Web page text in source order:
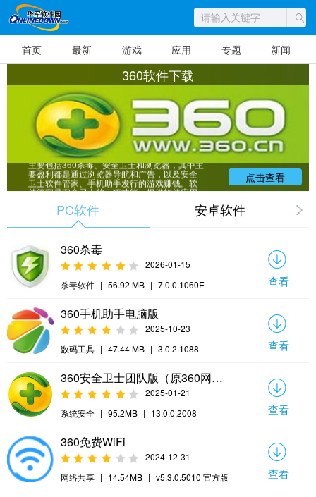
首页 最新 游戏 应用 专题 新闻
360软件下载
360是中国最大的安全软件公司，360软件
主要包括360杀毒、安全卫士和浏览器，其中主
要盈利都是通过浏览器导航和广告，以及安全
卫士软件管家、手机助手发行的游戏赚钱。软
件管家是安全卫士的一项功能，提供软件应用
提供360软件管家2017版官方下载。360安全卫
士分为电脑版和手机版，为电脑和手机提供安
全防护和电话骚扰等功能。
点击查看
PC软件 安卓软件
360杀毒
2026-01-15
杀毒软件 | 56.92 MB | 7.0.0.1060E 查看
360手机助手电脑版
2025-10-23
数码工具 | 47.44 MB | 3.0.2.1088 查看
360安全卫士团队版（原360网管版）
2025-01-21
系统安全 | 95.2MB | 13.0.0.2008 查看
360免费WiFi
2024-12-31
网络共享 | 14.54MB | v5.3.0.5010 官方版 查看